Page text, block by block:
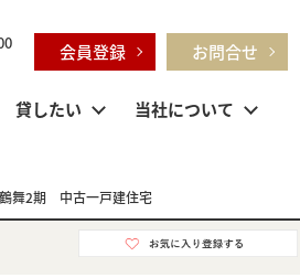
会員登録 お問合せ
貸したい 当社について
舞2期 中古一戸建住宅